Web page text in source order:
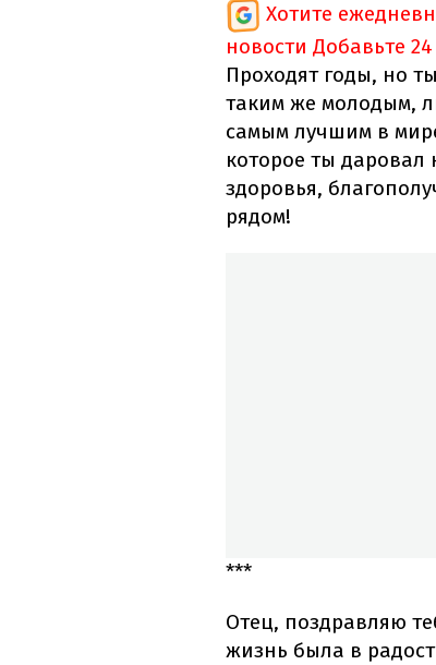
Хотите
новости Добавьте
Проходят годы, но
таким же молодым,
самым лучшим в
которое ты даровал
здоровья,
рядом!
***
Отец, поздравляю
жизнь была в